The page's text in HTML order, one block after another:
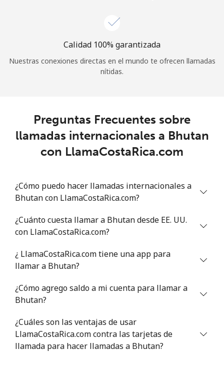
Calidad 100% garantizada
Nuestras conexiones directas en el mundo te ofrecen llamadas
nítidas.
Preguntas Frecuentes sobre
llamadas internacionales a Bhutan
con LlamaCostaRica.com
¿Cómo puedo hacer llamadas internacionales a
Bhutan con LlamaCostaRica.com?
¿Cuánto cuesta llamar a Bhutan desde EE. UU.
con LlamaCostaRica.com?
¿ LlamaCostaRica.com tiene una app para
llamar a Bhutan?
¿Cómo agrego saldo a mi cuenta para llamar a
Bhutan?
¿Cuáles son las ventajas de usar
LlamaCostaRica.com contra las tarjetas de
llamada para hacer llamadas a Bhutan?